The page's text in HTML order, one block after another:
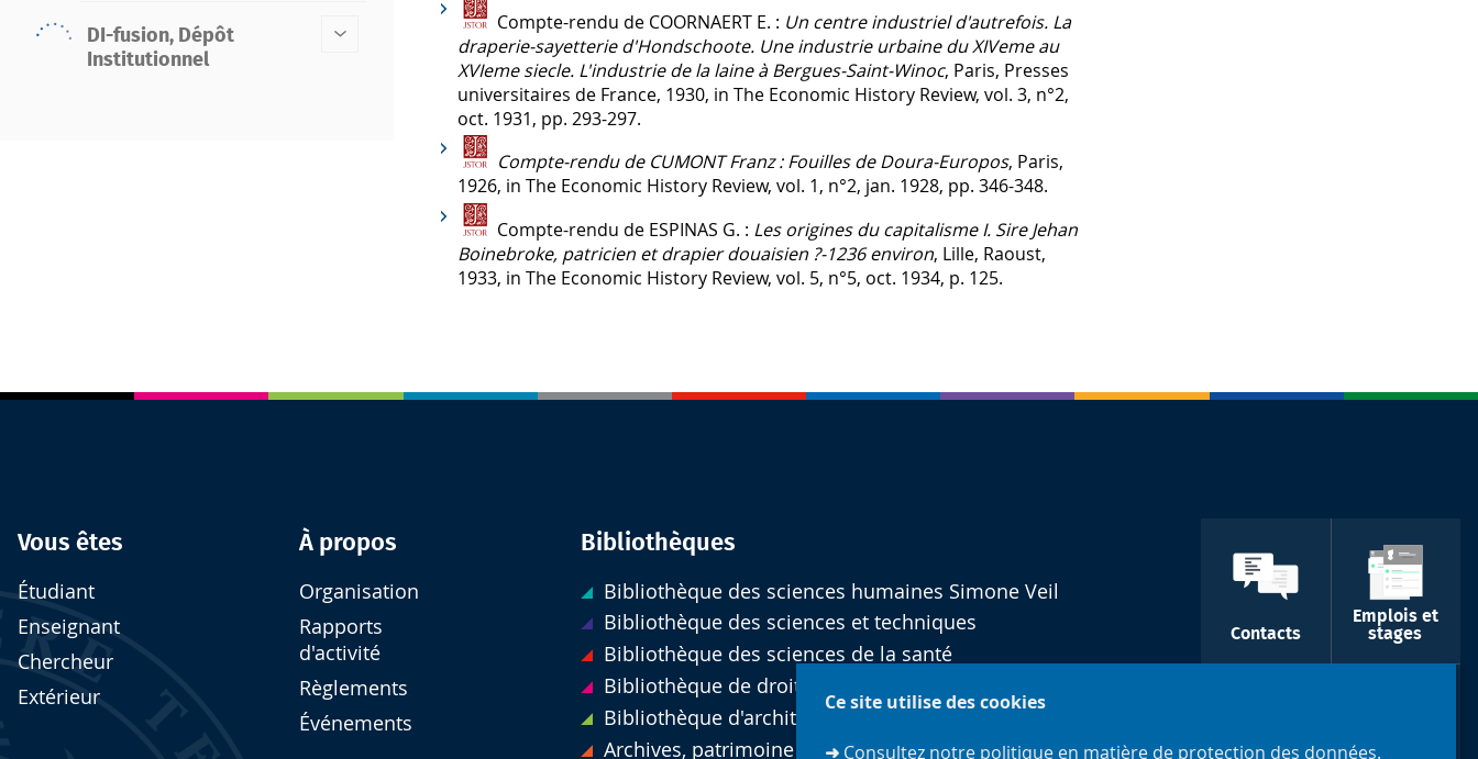
Ce site utilise des cookies
➜ Consultez notre politique en matière de protection des données.
DI-fusion, Dépôt
Institutionnel
Compte-rendu de COORNAERT E. : Un centre industriel d'autrefois. La
draperie-sayetterie d'Hondschoote. Une industrie urbaine du XIVeme au
XVIeme siecle. L'industrie de la laine à Bergues-Saint-Winoc, Paris, Presses
universitaires de France, 1930, in The Economic History Review, vol. 3, n°2,
oct. 1931, pp. 293-297.
Compte-rendu de CUMONT Franz : Fouilles de Doura-Europos, Paris,
1926, in The Economic History Review, vol. 1, n°2, jan. 1928, pp. 346-348.
Compte-rendu de ESPINAS G. : Les origines du capitalisme I. Sire Jehan
Boinebroke, patricien et drapier douaisien ?-1236 environ, Lille, Raoust,
1933, in The Economic History Review, vol. 5, n°5, oct. 1934, p. 125.
Vous êtes
Étudiant
Enseignant
Chercheur
Extérieur
À propos
Organisation
Rapports
d'activité
Règlements
Événements
Bibliothèques
Bibliothèque des sciences humaines Simone Veil
Bibliothèque des sciences et techniques
Bibliothèque des sciences de la santé
Bibliothèque de droit
Bibliothèque d'architecture
Archives, patrimoine et réserve précieuse
Contacts
Emplois et
stages